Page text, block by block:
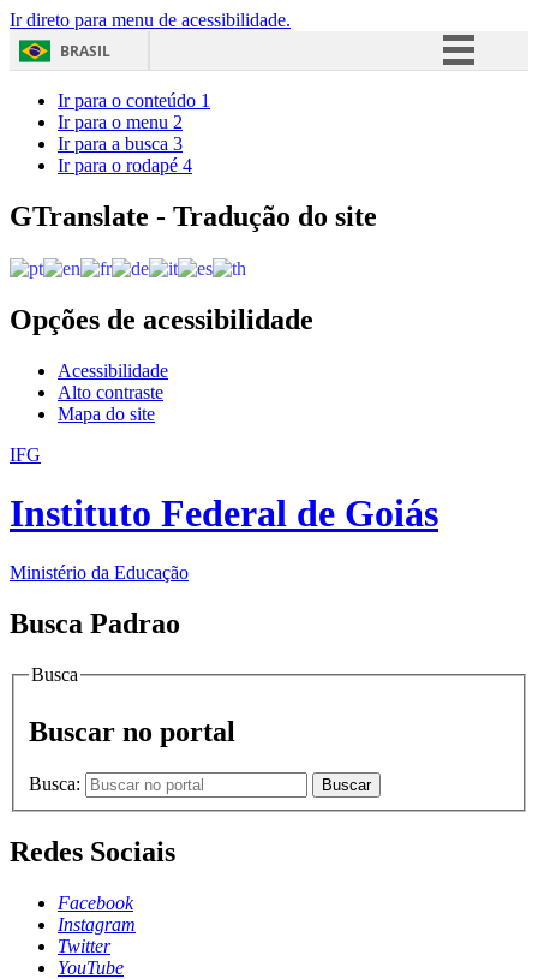
Ir direto para menu de acessibilidade.
BRASIL
Acesso à informação
Ir para o conteúdo 1
Ir para o menu 2
Ir para a busca 3
Ir para o rodapé 4
GTranslate - Tradução do site
Opções de acessibilidade
Acessibilidade
Alto contraste
Mapa do site
IFG
Instituto Federal de Goiás
Ministério da Educação
Busca Padrao
Busca
Buscar no portal
Busca: Buscar
Redes Sociais
Facebook
Instagram
Twitter
YouTube